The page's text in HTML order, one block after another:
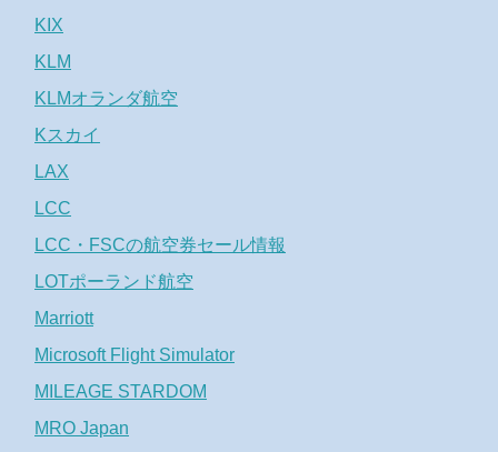
KIX
KLM
KLMオランダ航空
Kスカイ
LAX
LCC
LCC・FSCの航空券セール情報
LOTポーランド航空
Marriott
Microsoft Flight Simulator
MILEAGE STARDOM
MRO Japan